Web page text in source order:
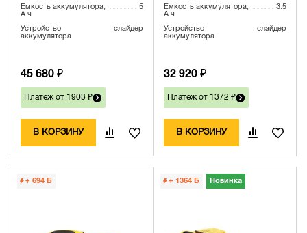
Емкость аккумулятора,
А·ч
5
Устройство
аккумулятора
слайдер
45 680 ₽
Платеж от 1903 ₽
В КОРЗИНУ
Емкость аккумулятора,
А·ч
3.5
Устройство
аккумулятора
слайдер
32 920 ₽
Платеж от 1372 ₽
В КОРЗИНУ
+ 694 Б + 1364 Б Новинка